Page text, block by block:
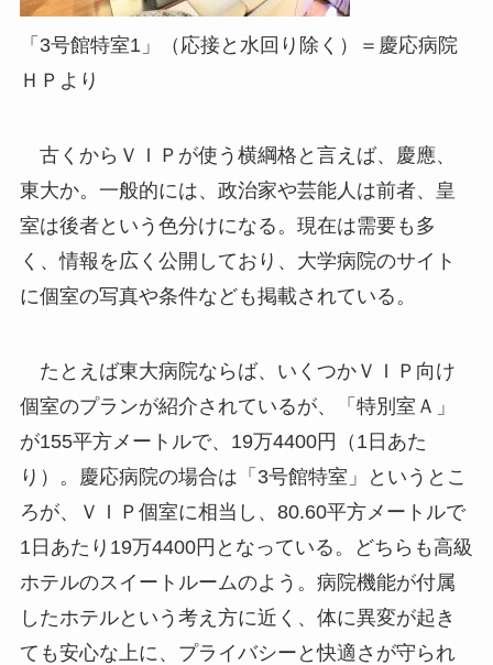
「3号館特室1」（応接と水回り除く）＝慶応病院
ＨＰより
古くからＶＩＰが使う横綱格と言えば、慶應、
東大か。一般的には、政治家や芸能人は前者、皇
室は後者という色分けになる。現在は需要も多
く、情報を広く公開しており、大学病院のサイト
に個室の写真や条件なども掲載されている。
たとえば東大病院ならば、いくつかＶＩＰ向け
個室のプランが紹介されているが、「特別室Ａ」
が155平方メートルで、19万4400円（1日あた
り）。慶応病院の場合は「3号館特室」というとこ
ろが、ＶＩＰ個室に相当し、80.60平方メートルで
1日あたり19万4400円となっている。どちらも高級
ホテルのスイートルームのよう。病院機能が付属
したホテルという考え方に近く、体に異変が起き
ても安心な上に、プライバシーと快適さが守られ